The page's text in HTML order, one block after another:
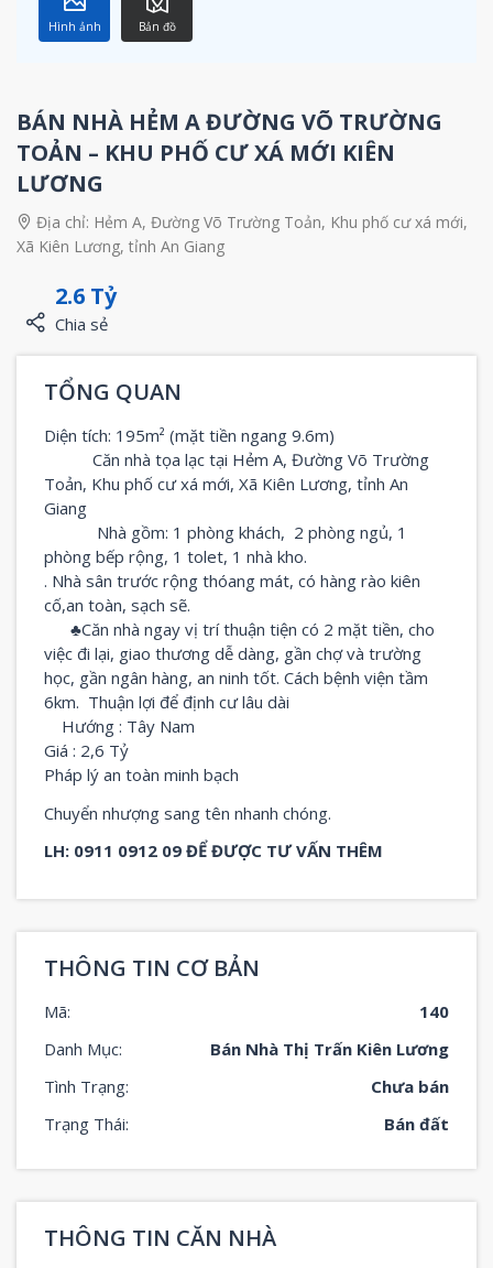
Hình ảnh Bản đồ
BÁN NHÀ HẺM A ĐƯỜNG VÕ TRƯỜNG
TOẢN – KHU PHỐ CƯ XÁ MỚI KIÊN
LƯƠNG
Địa chỉ: Hẻm A, Đường Võ Trường Toản, Khu phố cư xá mới,
Xã Kiên Lương, tỉnh An Giang
2.6 Tỷ
Chia sẻ
TỔNG QUAN
Diện tích: 195m² (mặt tiền ngang 9.6m)
Căn nhà tọa lạc tại Hẻm A, Đường Võ Trường
Toản, Khu phố cư xá mới, Xã Kiên Lương, tỉnh An
Giang
Nhà gồm: 1 phòng khách, 2 phòng ngủ, 1
phòng bếp rộng, 1 tolet, 1 nhà kho.
. Nhà sân trước rộng thóang mát, có hàng rào kiên
cố,an toàn, sạch sẽ.
♣Căn nhà ngay vị trí thuận tiện có 2 mặt tiền, cho
việc đi lại, giao thương dễ dàng, gần chợ và trường
học, gần ngân hàng, an ninh tốt. Cách bệnh viện tầm
6km. Thuận lợi để định cư lâu dài
Hướng : Tây Nam
Giá : 2,6 Tỷ
Pháp lý an toàn minh bạch
Chuyển nhượng sang tên nhanh chóng.
LH: 0911 0912 09 ĐỂ ĐƯỢC TƯ VẤN THÊM
THÔNG TIN CƠ BẢN
Mã:
140
Danh Mục:
Bán Nhà Thị Trấn Kiên Lương
Tình Trạng:
Chưa bán
Trạng Thái:
Bán đất
THÔNG TIN CĂN NHÀ